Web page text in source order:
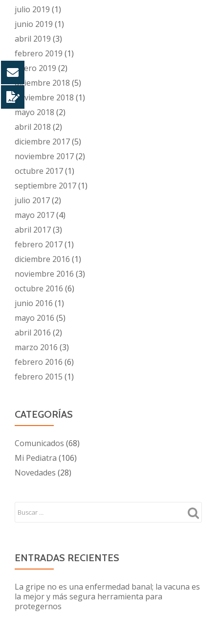
julio 2019 (1)
junio 2019 (1)
abril 2019 (3)
febrero 2019 (1)
enero 2019 (2)
diciembre 2018 (5)
noviembre 2018 (1)
mayo 2018 (2)
abril 2018 (2)
diciembre 2017(5)
noviembre 2017(2)
octubre 2017(1)
septiembre 2017(1)
julio 2017(2)
mayo 2017(4)
abril 2017(3)
febrero 2017(1)
diciembre 2016 (1)
noviembre 2016 (3)
octubre 2016 (6)
junio 2016 (1)
mayo 2016 (5)
abril 2016 (2)
marzo 2016 (3)
febrero 2016 (6)
febrero 2015 (1)
CATEGORÍAS
Comunicados (68)
Mi Pediatra (106)
Novedades (28)
ENTRADAS RECIENTES
La gripe no es una enfermedad banal; la vacuna es
la mejor y más segura herramienta para
protegernos